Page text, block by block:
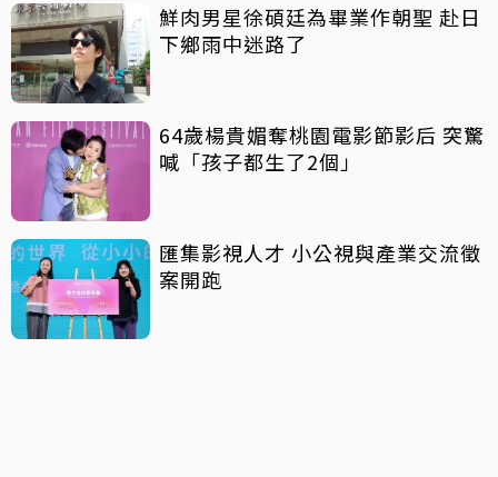
鮮肉男星徐碩廷為畢業作朝聖 赴日
下鄉雨中迷路了
64歲楊貴媚奪桃園電影節影后 突驚
喊「孩子都生了2個」
匯集影視人才 小公視與產業交流徵
案開跑